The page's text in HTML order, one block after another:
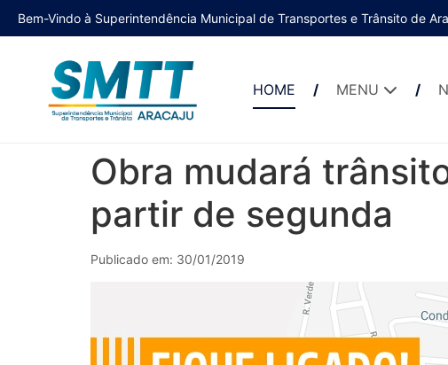
Bem-Vindo à Superintendência Municipal de Transportes e Trânsito de
HOME MENU
Obra mudará
partir de segunda
Publicado em: 30/01/2019